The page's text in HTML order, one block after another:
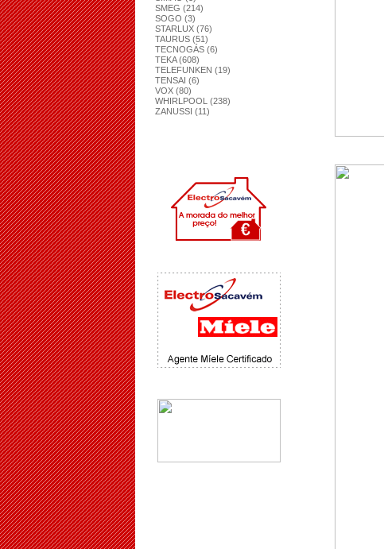
SMEG (214)
SOGO (3)
STARLUX (76)
TAURUS (51)
TECNOGÁS (6)
TEKA (608)
TELEFUNKEN (19)
TENSAI (6)
VOX (80)
WHIRLPOOL (238)
ZANUSSI (11)